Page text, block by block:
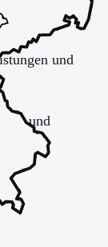
und
und